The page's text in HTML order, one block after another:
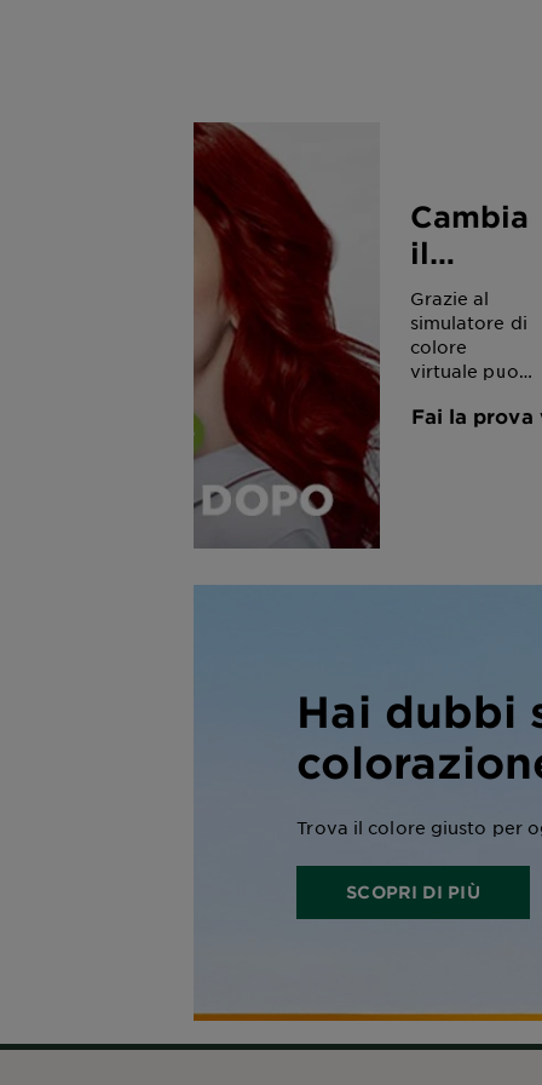
Cambia
il
colore
dei tuoi
capelli
Grazie al
simulatore di
colore
virtuale puoi
di 60 diversi
Fai la prova
Hai dubbi
Trova il colore giusto per
SCOPRI DI PIÙ